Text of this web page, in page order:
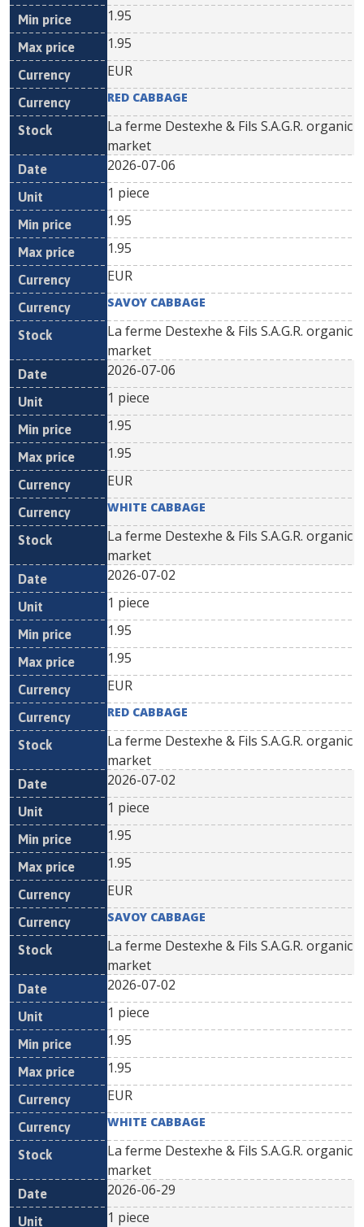
1.95
1.95
EUR
RED CABBAGE
La ferme Destexhe & Fils S.A.G.R. organic
market
2026-07-06
1 piece
1.95
1.95
EUR
SAVOY CABBAGE
La ferme Destexhe & Fils S.A.G.R. organic
market
2026-07-06
1 piece
1.95
1.95
EUR
WHITE CABBAGE
La ferme Destexhe & Fils S.A.G.R. organic
market
2026-07-02
1 piece
1.95
1.95
EUR
RED CABBAGE
La ferme Destexhe & Fils S.A.G.R. organic
market
2026-07-02
1 piece
1.95
1.95
EUR
SAVOY CABBAGE
La ferme Destexhe & Fils S.A.G.R. organic
market
2026-07-02
1 piece
1.95
1.95
EUR
WHITE CABBAGE
La ferme Destexhe & Fils S.A.G.R. organic
market
2026-06-29
1 piece